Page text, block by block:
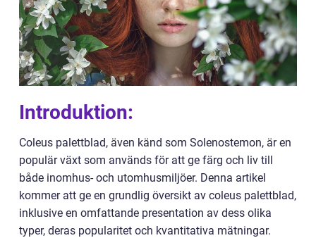
Introduktion:
Coleus palettblad, även känd som Solenostemon, är en
populär växt som används för att ge färg och liv till
både inomhus- och utomhusmiljöer. Denna artikel
kommer att ge en grundlig översikt av coleus palettblad,
inklusive en omfattande presentation av dess olika
typer, deras popularitet och kvantitativa mätningar.